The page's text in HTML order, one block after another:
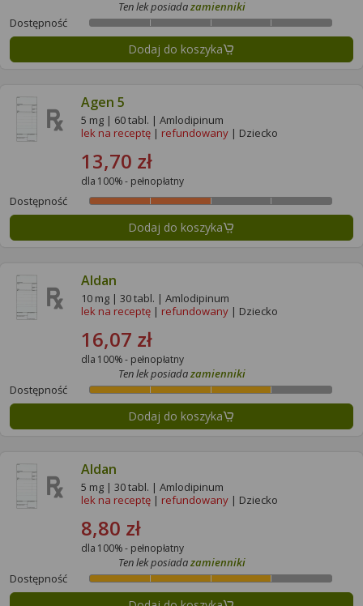
Dostępność
Ten lek posiadazamienniki
Dodaj do koszyka
Agen 5
5 mg | 60 tabl. | Amlodipinum
lek na receptę | refundowany | Dziecko
13,70 zł
dla 100% - pełnopłatny
Dostępność
Dodaj do koszyka
Aldan
10 mg | 30 tabl. | Amlodipinum
lek na receptę | refundowany | Dziecko
16,07 zł
dla 100% - pełnopłatny
Dostępność
Ten lek posiadazamienniki
Dodaj do koszyka
Aldan
5 mg | 30 tabl. | Amlodipinum
lek na receptę | refundowany | Dziecko
8,80 zł
dla 100% - pełnopłatny
Dostępność
Ten lek posiadazamienniki